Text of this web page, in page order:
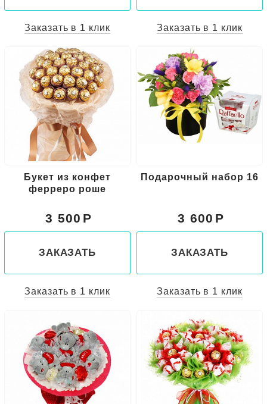
Заказать в 1 клик Заказать в 1 клик
Букет из конфет
ферреро роше
3 500
ЗАКАЗАТЬ
Заказать в 1 клик
Подарочный набор 16
3 600
ЗАКАЗАТЬ
Заказать в 1 клик